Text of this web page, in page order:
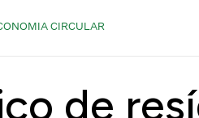
CIRCULAR
de